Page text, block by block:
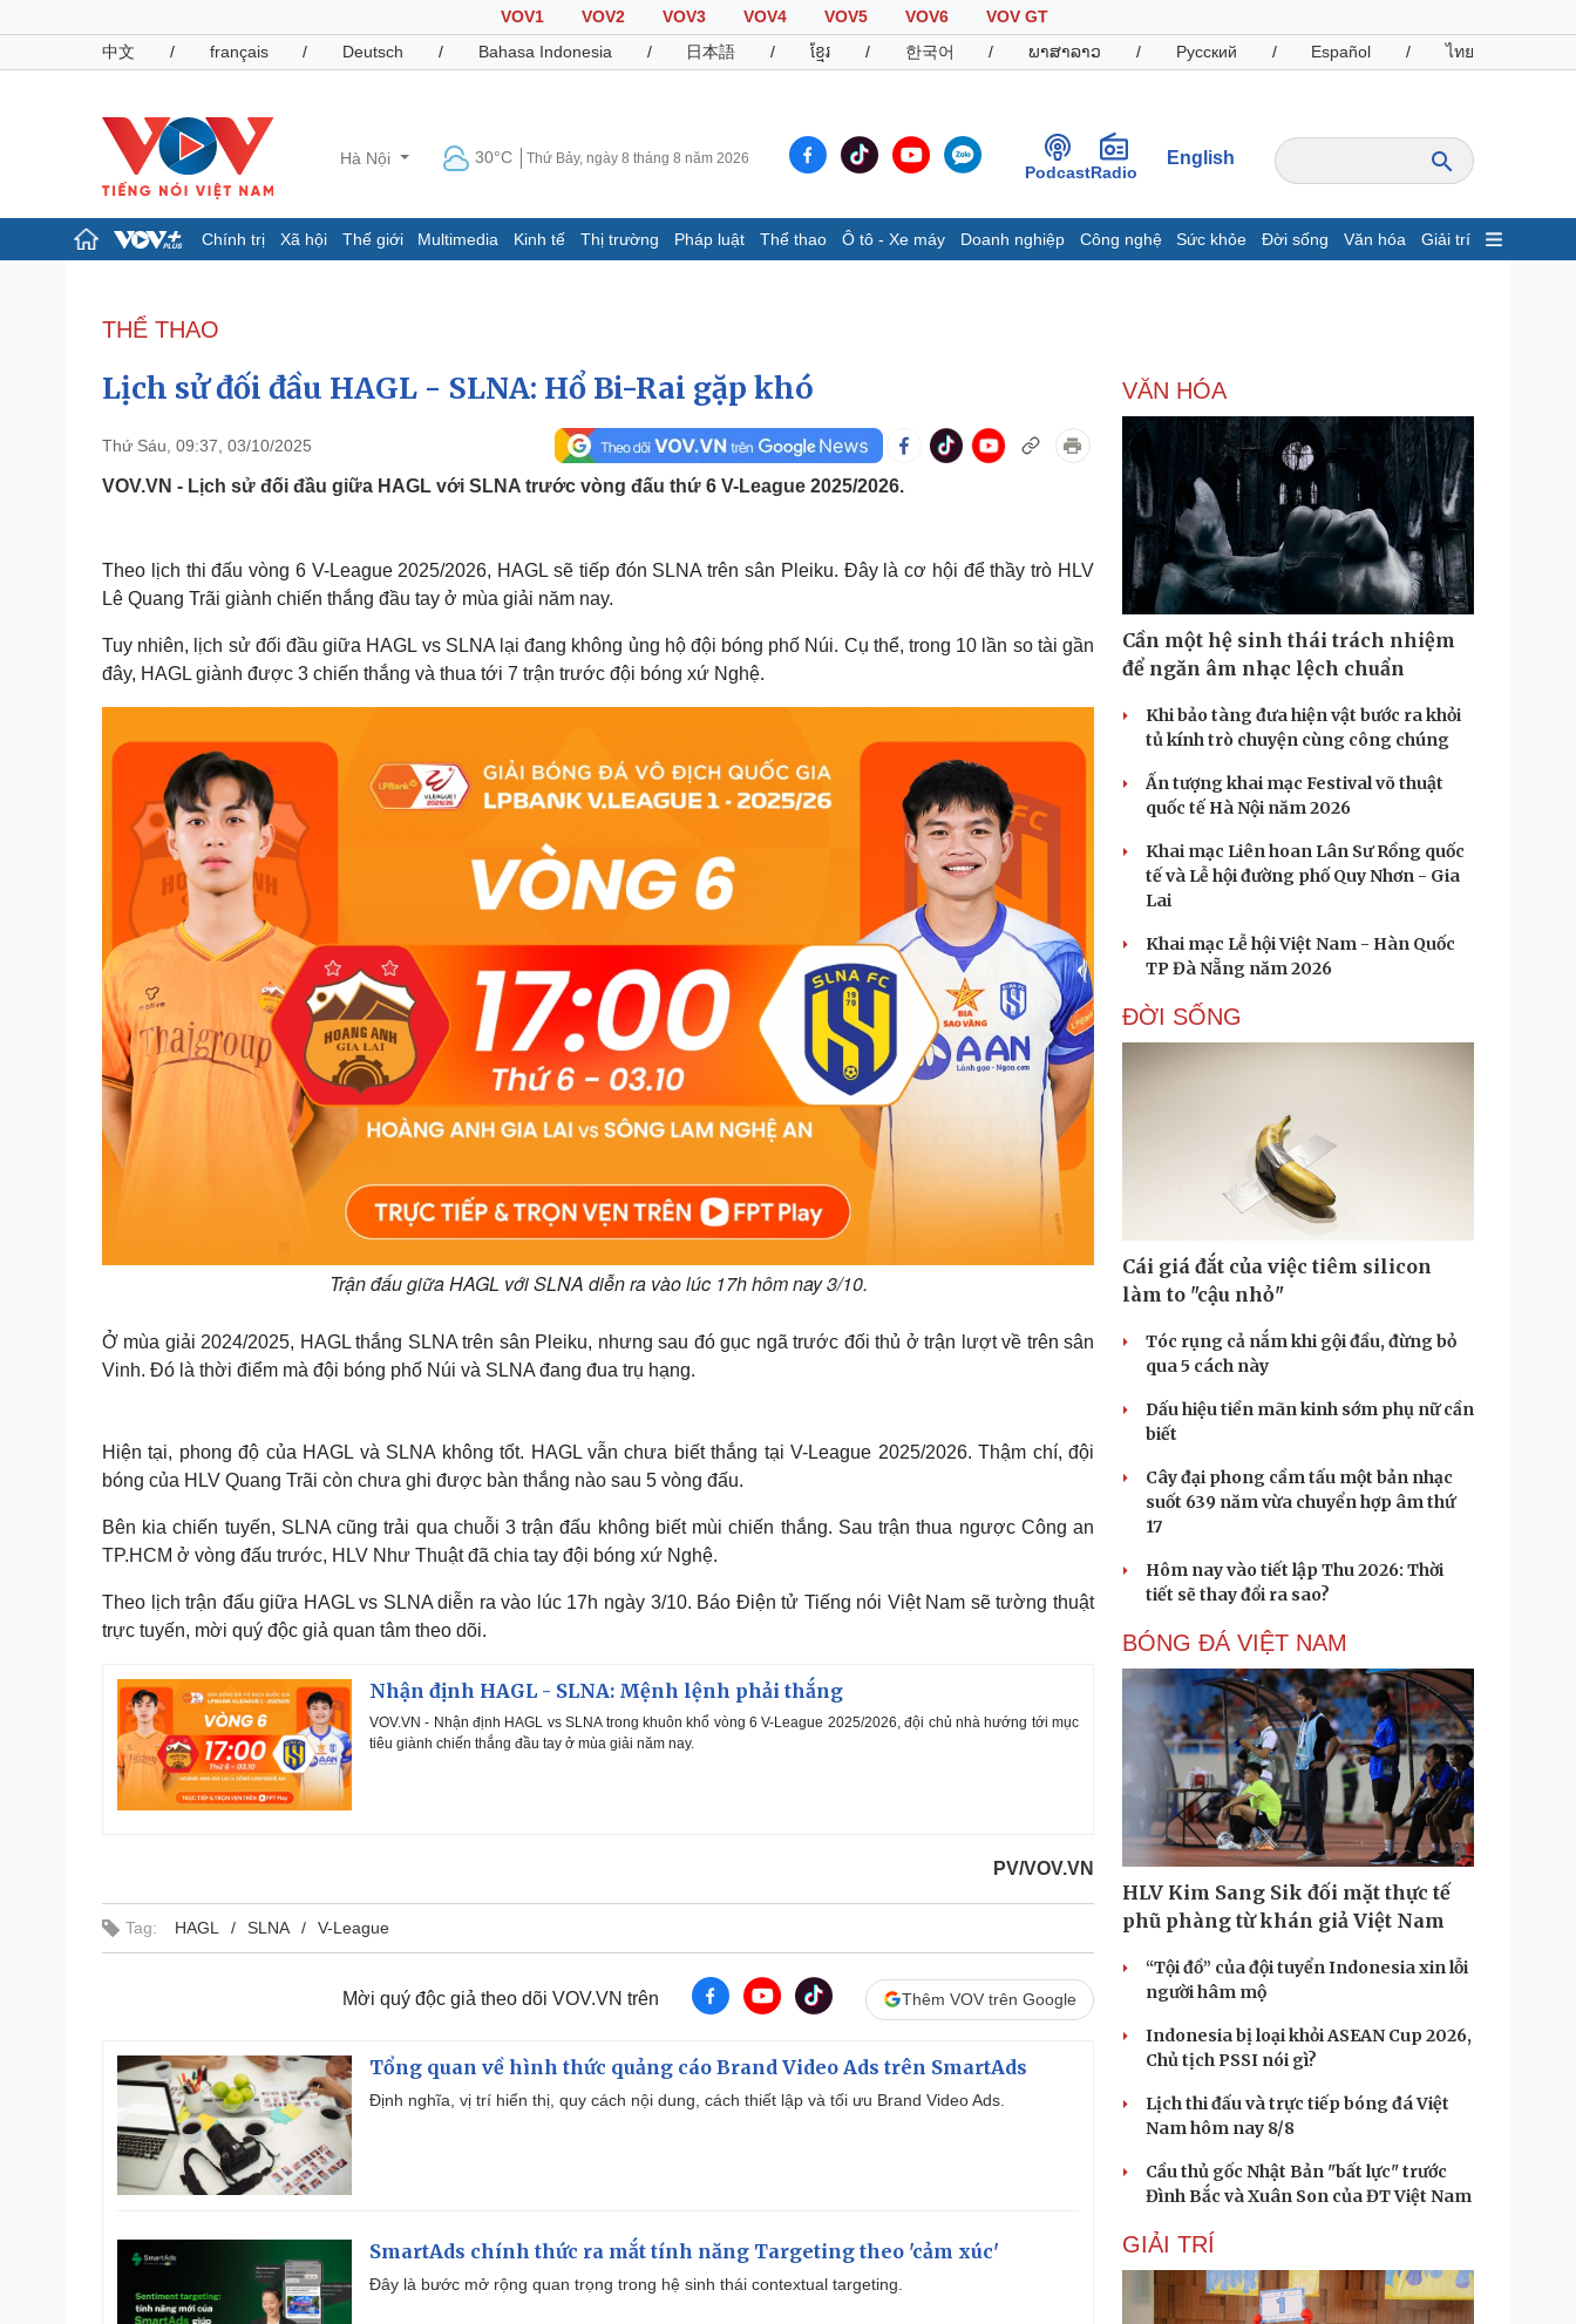
VOV1 VOV2 VOV3 VOV4 VOV5 VOV6
VOV GT
中文
/ français / Deutsch / Bahasa Indonesia / 日本語 / ខ្មែរ / 한국어 / ພາສາລາວ / Русский / Español / ไทย
Hà Nội 30°C Thứ Bảy, ngày 8 tháng 8 năm 2026
PodcastRadio
English
Chính trị Xã hội Thế giới Multimedia Kinh tế Thị trường Pháp luật Thể thao Ô tô - Xe máy Doanh nghiệp Công nghệ Sức khỏe Đời sống Văn hóa Giải trí
Đảng
Tổ chức nhân sự
Nhận diện sự thật
Dấu ấn VOV
Hồ sơ
Infographic
Giá cà phê
Pháp luật
Tư vấn luật
Quân sự - Quốc phòng
Phân tích
Thể thao
Thế giới thể thao
Hậu trường
Ô tô - Xe máy
Tư vấn
Doanh nghiệp
Thông tin doanh nghiệp
Doanh nghiệp 24h
Doanh nhân
Vì cộng đồng
Công nghệ
Sành điệu
Tin Công nghệ
Trải nghiệm
Chuyển đổi số
Sức khỏe
Dinh dưỡng - món ngon
Cây thuốc
Nhi khoa
Nam khoa
Làm đẹp - giảm cân
Phòng mạch online
Ăn sạch sống khỏe
Đời sống
Nhà đẹp
Blog
Văn hóa
Sân khấu - Điện ảnh
Văn học
Di sản
Giải trí
Thời trang
Du lịch
Săn Tour
Podcast
Câu chuyện thời sự
Đọc truyện đêm khuya
Cửa sổ tình yêu
Hạt giống tâm hồn
Cải chính
THỂ THAO
Lịch sử đối đầu HAGL - SLNA: Hổ Bi-Rai gặp khó
Thứ Sáu, 09:37, 03/10/2025
VOV.VN - Lịch sử đối đầu giữa HAGL với SLNA trước vòng đấu thứ 6 V-League 2025/2026.
Theo lịch thi đấu vòng 6 V-League 2025/2026, HAGL sẽ tiếp đón SLNA trên sân Pleiku. Đây là cơ hội để thầy trò HLV
Lê Quang Trãi giành chiến thắng đầu tay ở mùa giải năm nay.
Tuy nhiên, lịch sử đối đầu giữa HAGL vs SLNA lại đang không ủng hộ đội bóng phố Núi. Cụ thể, trong 10 lần so tài gần
đây, HAGL giành được 3 chiến thắng và thua tới 7 trận trước đội bóng xứ Nghệ.
Trận đấu giữa HAGL với SLNA diễn ra vào lúc 17h hôm nay 3/10.
Ở mùa giải 2024/2025, HAGL thắng SLNA trên sân Pleiku, nhưng sau đó gục ngã trước đối thủ ở trận lượt về trên sân
Vinh. Đó là thời điểm mà đội bóng phố Núi và SLNA đang đua trụ hạng.
Hiện tại, phong độ của HAGL và SLNA không tốt. HAGL vẫn chưa biết thắng tại V-League 2025/2026. Thậm chí, đội
bóng của HLV Quang Trãi còn chưa ghi được bàn thắng nào sau 5 vòng đấu.
Bên kia chiến tuyến, SLNA cũng trải qua chuỗi 3 trận đấu không biết mùi chiến thắng. Sau trận thua ngược Công an
TP.HCM ở vòng đấu trước, HLV Như Thuật đã chia tay đội bóng xứ Nghệ.
Theo lịch trận đấu giữa HAGL vs SLNA diễn ra vào lúc 17h ngày 3/10. Báo Điện tử Tiếng nói Việt Nam sẽ tường thuật
trực tuyến, mời quý độc giả quan tâm theo dõi.
Nhận định HAGL - SLNA: Mệnh lệnh phải thắng
VOV.VN - Nhận định HAGL vs SLNA trong khuôn khổ vòng 6 V-League 2025/2026, đội chủ nhà hướng tới mục
tiêu giành chiến thắng đầu tay ở mùa giải năm nay.
PV/VOV.VN
Tag: HAGL SLNA V-League
Mời quý độc giả theo dõi VOV.VN trên Thêm VOV trên Google
Tổng quan về hình thức quảng cáo Brand Video Ads trên SmartAds
Định nghĩa, vị trí hiển thị, quy cách nội dung, cách thiết lập và tối ưu Brand Video Ads.
SmartAds chính thức ra mắt tính năng Targeting theo 'cảm xúc'
Đây là bước mở rộng quan trọng trong hệ sinh thái contextual targeting.
VĂN HÓA
Cần một hệ sinh thái trách nhiệm
để ngăn âm nhạc lệch chuẩn
Khi bảo tàng đưa hiện vật bước ra khỏi
tủ kính trò chuyện cùng công chúng
Ấn tượng khai mạc Festival võ thuật
quốc tế Hà Nội năm 2026
Khai mạc Liên hoan Lân Sư Rồng quốc
tế và Lễ hội đường phố Quy Nhơn - Gia
Lai
Khai mạc Lễ hội Việt Nam - Hàn Quốc
TP Đà Nẵng năm 2026
ĐỜI SỐNG
Cái giá đắt của việc tiêm silicon
làm to "cậu nhỏ"
Tóc rụng cả nắm khi gội đầu, đừng bỏ
qua 5 cách này
Dấu hiệu tiền mãn kinh sớm phụ nữ cần
biết
Cây đại phong cầm tấu một bản nhạc
suốt 639 năm vừa chuyển hợp âm thứ
17
Hôm nay vào tiết lập Thu 2026: Thời
tiết sẽ thay đổi ra sao?
BÓNG ĐÁ VIỆT NAM
HLV Kim Sang Sik đối mặt thực tế
phũ phàng từ khán giả Việt Nam
“Tội đồ” của đội tuyển Indonesia xin lỗi
người hâm mộ
Indonesia bị loại khỏi ASEAN Cup 2026,
Chủ tịch PSSI nói gì?
Lịch thi đấu và trực tiếp bóng đá Việt
Nam hôm nay 8/8
Cầu thủ gốc Nhật Bản "bất lực" trước
Đình Bắc và Xuân Son của ĐT Việt Nam
GIẢI TRÍ